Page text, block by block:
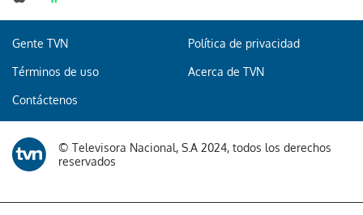
Gente TVN Política de privacidad
Términos de uso Acerca de TVN
Contáctenos
© Televisora Nacional, S.A 2024, todos los derechos
reservados